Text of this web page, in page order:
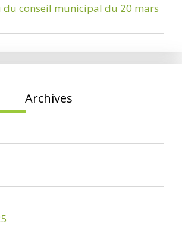
du conseil municipal du 20 mars
Archives